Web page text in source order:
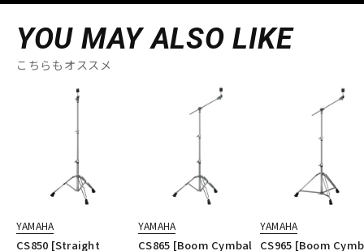
YOU MAY ALSO LIKE
こちらもオススメ
YAMAHA
CS850 [Straight
YAMAHA
CS865 [Boom Cymbal
YAMAHA
CS965 [Boom